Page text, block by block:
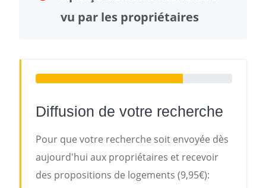
vu par les propriétaires
Diffusion de votre recherche
Pour que votre recherche soit envoyée dès
aujourd'hui aux propriétaires et recevoir
des propositions de logements (9,95€):